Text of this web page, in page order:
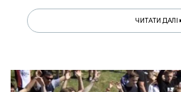
ЧИТАТИ ДАЛІ